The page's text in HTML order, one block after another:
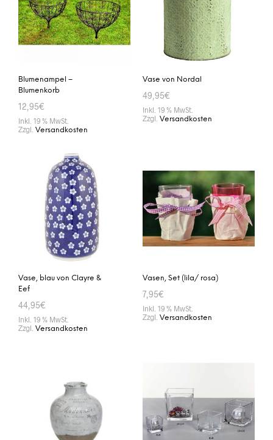
Blumenampel –
Blumenkorb
12,95€
Inkl. 19 % MwSt.
Zzgl. Versandkosten
Vase von Nordal
49,95€
Inkl. 19 % MwSt.
Zzgl. Versandkosten
Vase, blau von Clayre &
Eef
44,95€
Inkl. 19 % MwSt.
Zzgl. Versandkosten
Vasen, Set (lila/ rosa)
7,95€
Inkl. 19 % MwSt.
Zzgl. Versandkosten